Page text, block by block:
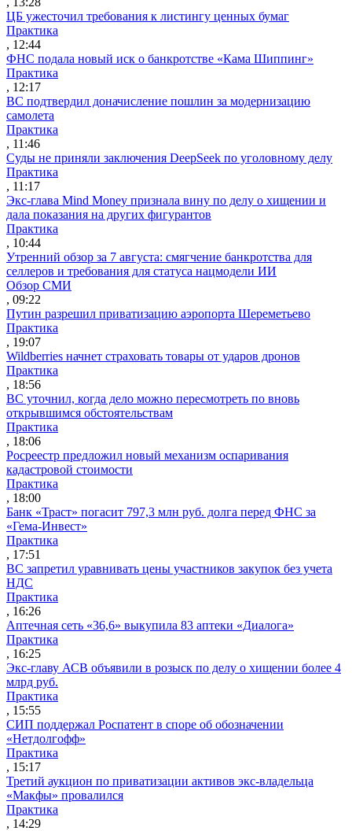
ЦБ ужесточил требования к листингу ценных бумаг
Практика
, 12:44
ФНС подала новый иск о банкротстве «Кама Шиппинг»
Практика
, 12:17
ВС подтвердил доначисление пошлин за модернизацию
самолета
Практика
, 11:46
Суды не приняли заключения DeepSeek по уголовному делу
Практика
, 11:17
Экс-глава Mind Money признала вину по делу о хищении и
дала показания на других фигурантов
Практика
, 10:44
Утренний обзор за 7 августа: смягчение банкротства для
селлеров и требования для статуса нацмодели ИИ
Обзор СМИ
, 09:22
Путин разрешил приватизацию аэропорта Шереметьево
Практика
, 19:07
Wildberries начнет страховать товары от ударов дронов
Практика
, 18:56
ВС уточнил, когда дело можно пересмотреть по вновь
открывшимся обстоятельствам
Практика
, 18:06
Росреестр предложил новый механизм оспаривания
кадастровой стоимости
Практика
, 18:00
Банк «Траст» погасит 797,3 млн руб. долга перед ФНС за
«Гема-Инвест»
Практика
, 17:51
ВС запретил уравнивать цены участников закупок без учета
НДС
Практика
, 16:26
Аптечная сеть «36,6» выкупила 83 аптеки «Диалога»
Практика
, 16:25
Экс-главу АСВ объявили в розыск по делу о хищении более 4
млрд руб.
Практика
, 15:55
СИП поддержал Роспатент в споре об обозначении
«Нетдолгофф»
Практика
, 15:17
Третий аукцион по приватизации активов экс-владельца
«Макфы» провалился
Практика
, 14:29